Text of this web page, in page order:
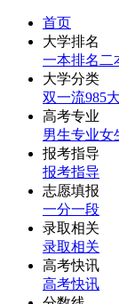
首页
大学排名
一本排名 二
大学分类
双一流985
高考专业
男生专业女
报考指导
报考指导
志愿填报
一分一段
录取相关
录取相关
高考快讯
高考快讯